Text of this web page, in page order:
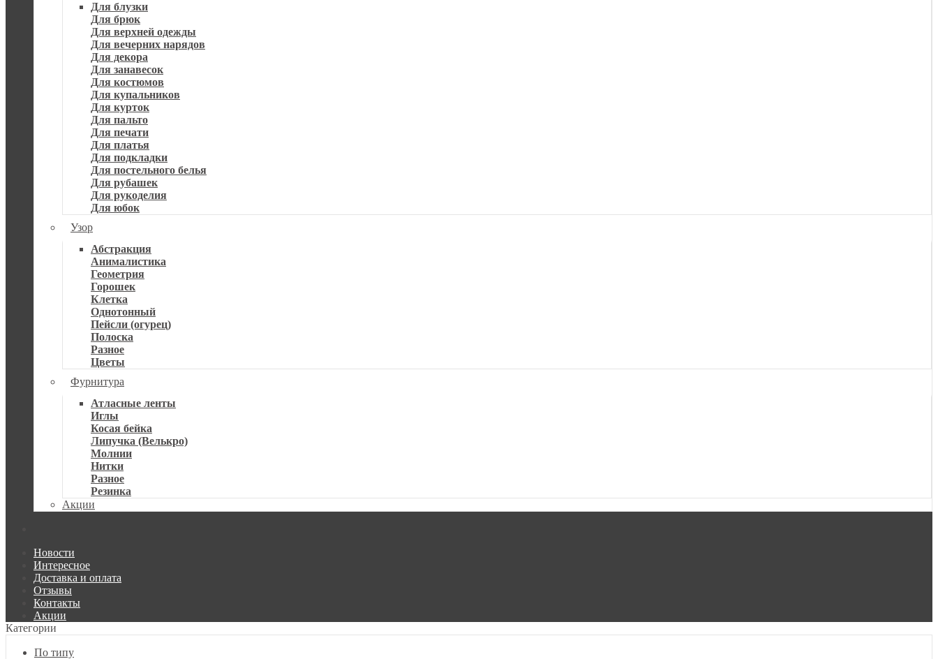
Для блузки
Для брюк
Для верхней одежды
Для вечерних нарядов
Для декора
Для занавесок
Для костюмов
Для купальников
Для курток
Для пальто
Для печати
Для платья
Для подкладки
Для постельного белья
Для рубашек
Для рукоделия
Для юбок
Узор
Абстракция
Анималистика
Геометрия
Горошек
Клетка
Однотонный
Пейсли (огурец)
Полоска
Разное
Цветы
Фурнитура
Атласные ленты
Иглы
Косая бейка
Липучка (Велькро)
Молнии
Нитки
Разное
Резинка
Акции
Новости
Интересное
Доставка и оплата
Отзывы
Контакты
Акции
Категории
По типу